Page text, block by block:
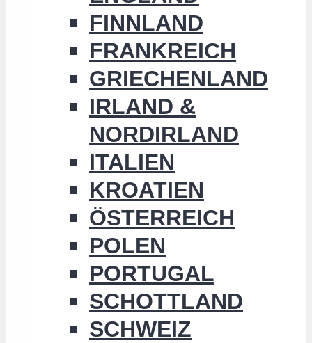
FINNLAND
FRANKREICH
GRIECHENLAND
IRLAND &
NORDIRLAND
ITALIEN
KROATIEN
ÖSTERREICH
POLEN
PORTUGAL
SCHOTTLAND
SCHWEIZ